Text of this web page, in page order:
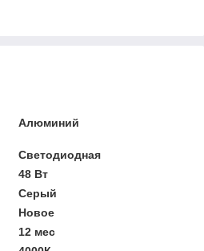
Алюминий
Светодиодная
48 Вт
Серый
Новое
12 мес